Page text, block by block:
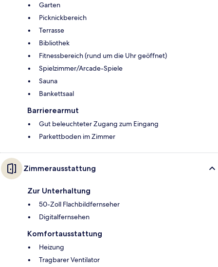
Garten
Picknickbereich
Terrasse
Bibliothek
Fitnessbereich (rund um die Uhr geöffnet)
Spielzimmer/Arcade-Spiele
Sauna
Bankettsaal
Barrierearmut
Gut beleuchteter Zugang zum Eingang
Parkettboden im Zimmer
Zimmerausstattung
Zur Unterhaltung
50-Zoll Flachbildfernseher
Digitalfernsehen
Komfortausstattung
Heizung
Tragbarer Ventilator